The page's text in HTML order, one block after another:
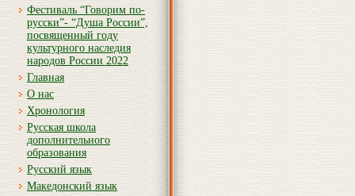
Фестиваль “Говорим по-
русски”- “Душа России”,
посвященный году
культурного наследия
народов России 2022
Главная
О нас
Хронология
Русская школа
дополнительного
образования
Русский язык
Македонский язык